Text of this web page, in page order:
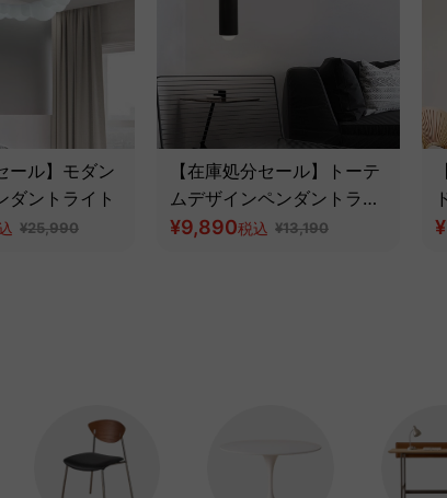
ール】モダン
ダントライト
¥25,990
【在庫処分セール】トーテ
ムデザインペンダントライ
ト
¥9,890税込 ¥13,190